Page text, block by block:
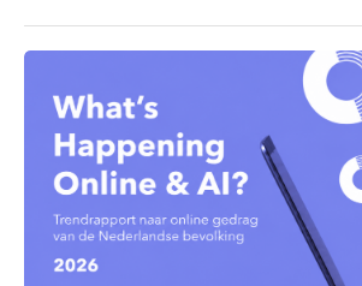
toepassingen, en waar trekken zij een
artikel is aangeleverd door
Research. ▼ De uitkomsten zijn…